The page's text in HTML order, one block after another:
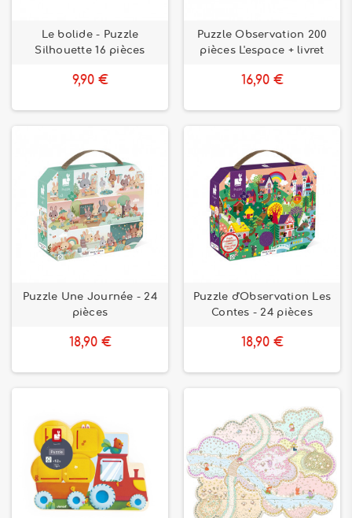
Le bolide - Puzzle
Silhouette 16 pièces
9,90 €
Puzzle Observation 200
pièces L'espace + livret
16,90 €
Puzzle Une Journée - 24
pièces
18,90 €
Puzzle d'Observation Les
Contes - 24 pièces
18,90 €